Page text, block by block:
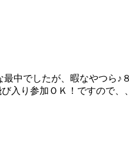
中でしたが、暇なやつら♪
入り参加ＯＫ！ですので